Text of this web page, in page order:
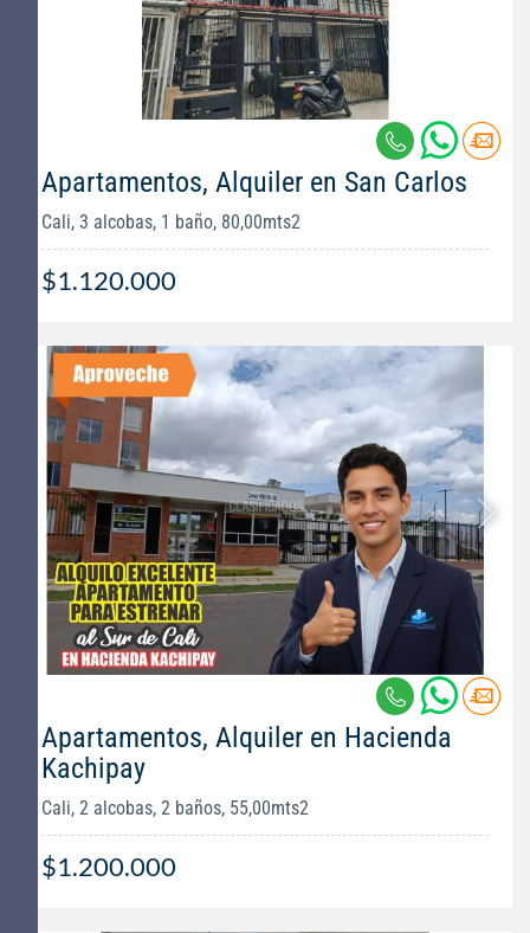
Apartamentos, Alquiler en San Carlos
Cali, 3 alcobas, 1 baño, 80,00mts2
$1.120.000
Apartamentos, Alquiler en Hacienda
Kachipay
Cali, 2 alcobas, 2 baños, 55,00mts2
$1.200.000